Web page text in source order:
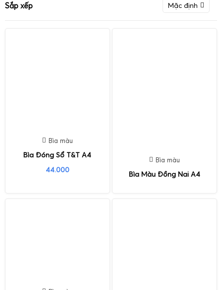
Sắp xếp Mặc định
Bìa màu
Bìa Đóng Sổ T&T A4
44.000
Bìa màu
Bìa Màu Đồng Nai A4